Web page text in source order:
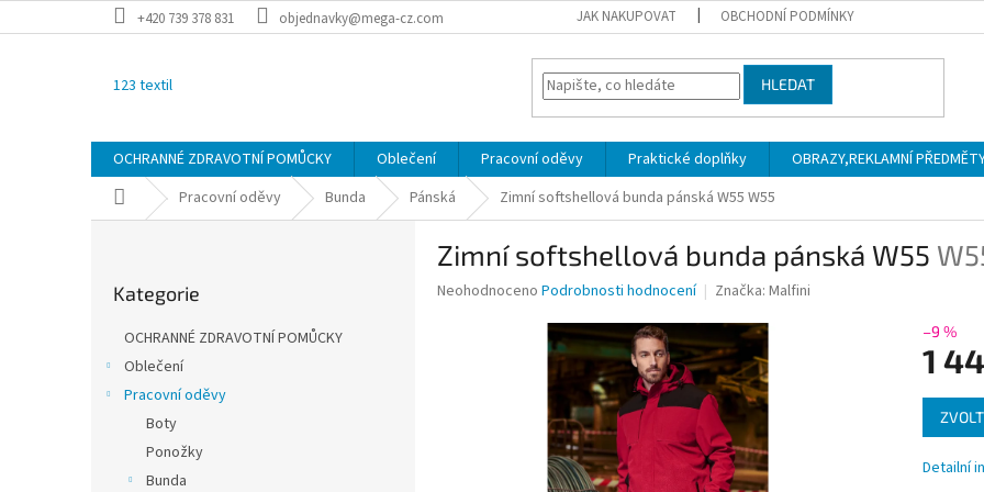
na
+420 739 378 831 objednavky@mega-cz.com JAK NAKUPOVAT OBCHODNÍ PODMÍNKY
123 textil HLEDAT
OCHRANNÉ ZDRAVOTNÍ POMŮCKY Oblečení Pracovní oděvy Praktické doplňky OBRAZY,REKLAMNÍ
Domů Pracovní oděvy Bunda Pánská Zimní softshellová bunda pánská W55 W55
kategorie
Kategorie
OCHRANNÉ ZDRAVOTNÍ POMŮCKY
Oblečení
Pracovní oděvy
Boty
Ponožky
Bunda
Zimní softshellová bunda pánská W55
Průměrné
Neohodnoceno Podrobnosti hodnocení Značka: Malfini
–9 %
1
Měrná
cena:
Detailní